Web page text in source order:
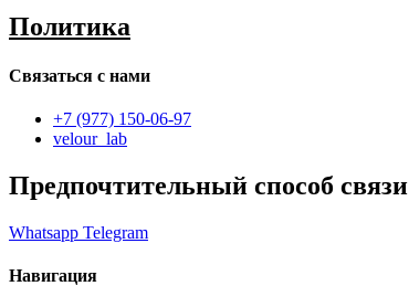
Политика
Связаться с нами
+7 (977) 150-06-97
velour_lab
Предпочтительный способ связи
Whatsapp Telegram
Навигация